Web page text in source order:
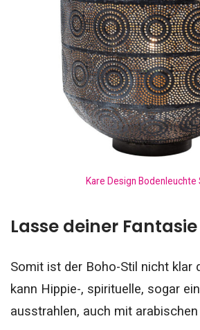
Kare Design Bodenleuchte
Lasse deiner
Somit ist der Boho-Stil nicht klar
kann Hippie-, spirituelle, sogar
ausstrahlen, auch mit